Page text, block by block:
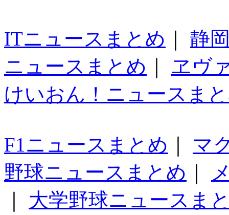
ITニュースまとめ
静
ニュースまとめ
ヱヴ
けいおん！ニュースま
F1ニュースまとめ
マ
野球ニュースまとめ
大学野球ニュースま